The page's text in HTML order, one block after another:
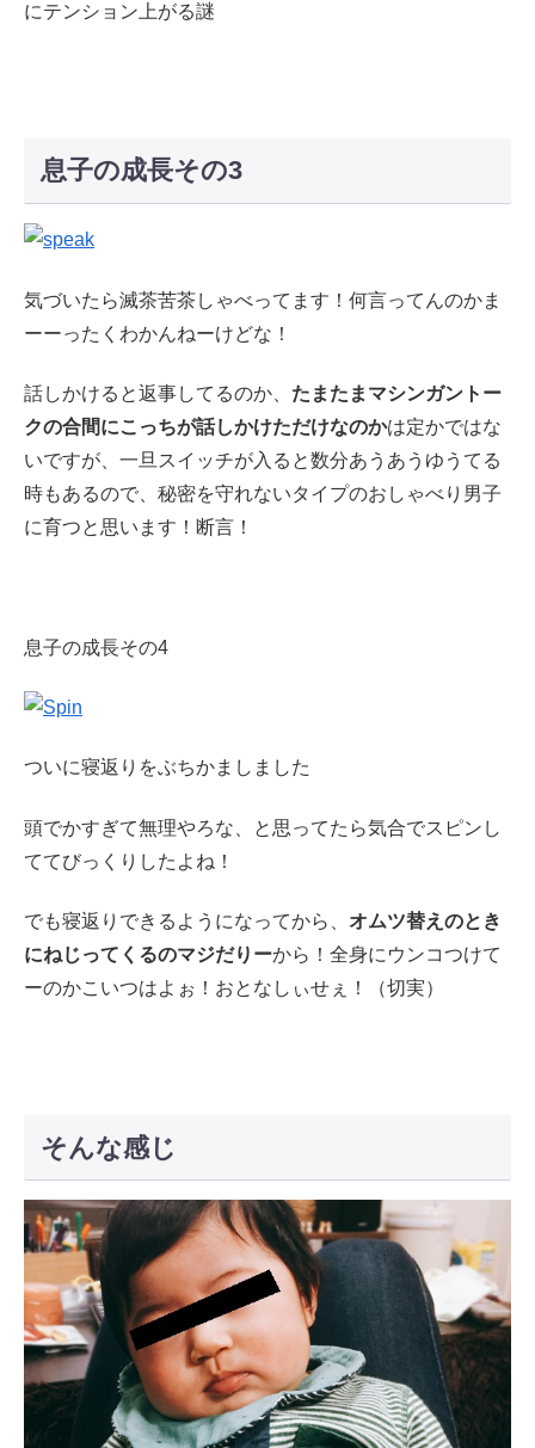
にテンション上がる謎
息子の成長その3
気づいたら滅茶苦茶しゃべってます！何言ってんのかま
ーーったくわかんねーけどな！
話しかけると返事してるのか、 たまたまマシンガントー
クの合間にこっちが話しかけただけなのかは定かではな
いですが、一旦スイッチが入ると数分あうあうゆうてる
時もあるので、秘密を守れないタイプのおしゃべり男子
に育つと思います！断言！
息子の成長その4
ついに寝返りをぶちかましました
頭でかすぎて無理やろな、と思ってたら気合でスピンし
ててびっくりしたよね！
でも寝返りできるようになってから、 オムツ替えのとき
にねじってくるのマジだりーから！全身にウンコつけて
ーのかこいつはよぉ！おとなしぃせぇ！（切実）
そんな感じ